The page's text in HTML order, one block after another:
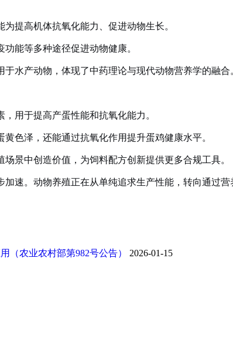
提高机体抗氧化能力、促进动物生长。
能等多种途径促进动物健康。
水产动物，体现了中药理论与现代动物营养学的融合。
用于提高产蛋性能和抗氧化能力。
色泽，还能通过抗氧化作用提升蛋鸡健康水平。
景中创造价值，为饲料配方创新提供更多合规工具。
速。动物养殖正在从单纯追求生产性能，转向通过营
（农业农村部第982号公告）
2026-01-15